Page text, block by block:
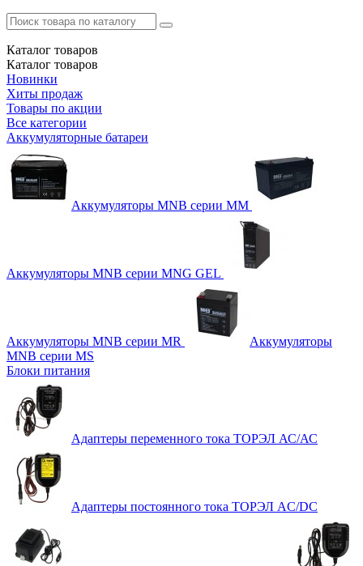
Каталог товаров
Каталог товаров
Новинки
Хиты продаж
Товары по акции
Все категории
Аккумуляторные батареи
Аккумуляторы MNB серии MM
Аккумуляторы MNB серии MNG GEL
Аккумуляторы MNB серии MR
Аккумуляторы
MNB серии MS
Блоки питания
Адаптеры переменного тока ТОРЭЛ АС/АС
Адаптеры постоянного тока ТОРЭЛ AC/DC